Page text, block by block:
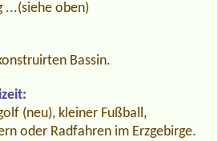
...(siehe oben)
Bassin.
(neu), kleiner Fußball,
oder Radfahren im Erzgebirge.